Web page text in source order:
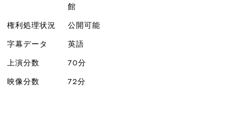
館
権利処理状況
公開可能
字幕データ
英語
上演分数
70分
映像分数
72分